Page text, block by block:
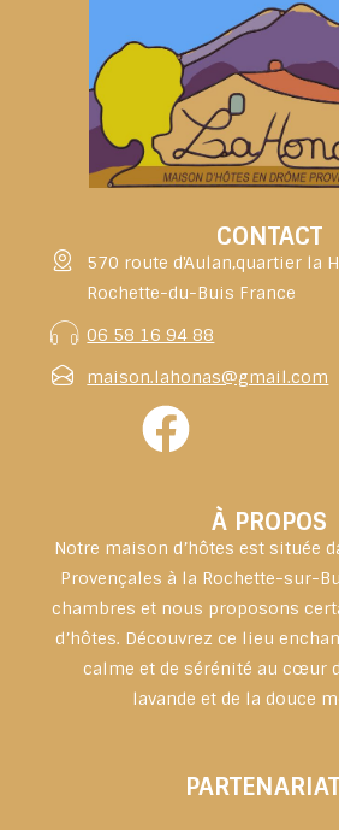
CONTACT
570 route d'Aulan,quartier la
Rochette-du-Buis France
06 58 16 94 88
maison.lahonas@gmail.com
À PROPOS
Notre maison d’hôtes est située
Provençales à la Rochette-sur-
chambres et nous proposons
d’hôtes. Découvrez ce lieu
calme et de sérénité au cœur
lavande et de la douce